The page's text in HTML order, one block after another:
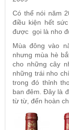
Có thể nói năm
điều kiện hết
được gọi là nho
Mùa đông vào
nhưng mùa hè
cho những cây
những trái nho
trong đó thỉnh
ban đêm. Đây là
từ từ, đến hoàn